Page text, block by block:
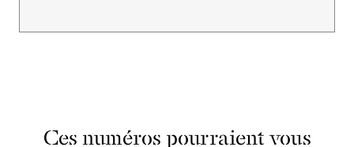
Ces numéros pourraient vous